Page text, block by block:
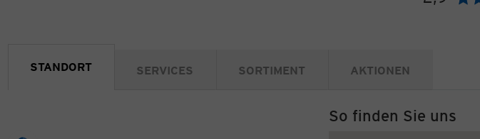
STANDORT SERVICES SORTIMENT AKTIONEN
So finden Sie uns